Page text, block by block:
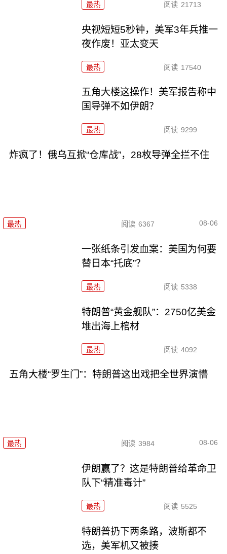
最热 阅读 21713
央视短短5秒钟，美军3年兵推一
夜作废！亚太变天
最热 阅读 17540
五角大楼这操作！美军报告称中
国导弹不如伊朗？
最热 阅读 9299
炸疯了！俄乌互掀“仓库战”，28枚导弹全拦不住
最热 阅读 6367 08-06
一张纸条引发血案：美国为何要
替日本“托底”？
最热 阅读 5338
特朗普“黄金舰队”：2750亿美金
堆出海上棺材
最热 阅读 4092
五角大楼“罗生门”：特朗普这出戏把全世界演懵
最热 阅读 3984 08-06
伊朗赢了？这是特朗普给革命卫
队下“精准毒计”
最热 阅读 5525
特朗普扔下两条路，波斯都不
选，美军机又被揍